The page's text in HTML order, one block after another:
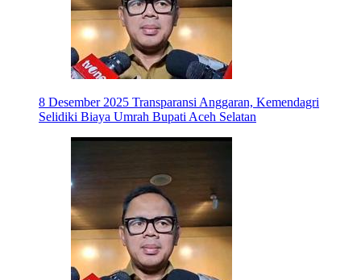
8 Desember 2025 Transparansi Anggaran, Kemendagri
Selidiki Biaya Umrah Bupati Aceh Selatan